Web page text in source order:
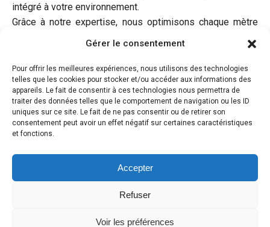
Gérer le consentement
Pour offrir les meilleures expériences, nous utilisons des technologies
telles que les cookies pour stocker et/ou accéder aux informations des
appareils. Le fait de consentir à ces technologies nous permettra de
traiter des données telles que le comportement de navigation ou les ID
uniques sur ce site. Le fait de ne pas consentir ou de retirer son
consentement peut avoir un effet négatif sur certaines caractéristiques
et fonctions.
Accepter
Refuser
Voir les préférences
intégré à votre environnement.
Grâce à notre expertise, nous optimisons chaque mètre
intégrons l’éclairage, les plantations et les équipements
extérieurs afin d’obtenir un résultat cohérent. Ainsi, votre
terrasse paysagée à Cabriès devient alors une véritable
pièce à vivre, agréable toute l’année.
De plus, nous assurons un accompagnement complet,
depuis la première esquisse jusqu’à la réalisation finale.
toute la durée de votre projet.